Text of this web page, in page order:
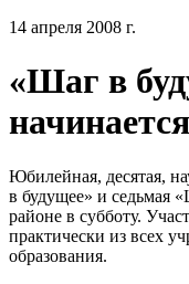
14 апреля 2008 г.
«Шаг в
Юбилейная, десятая,
в будущее» и седьмая
районе в субботу.
практически из всех
образования.